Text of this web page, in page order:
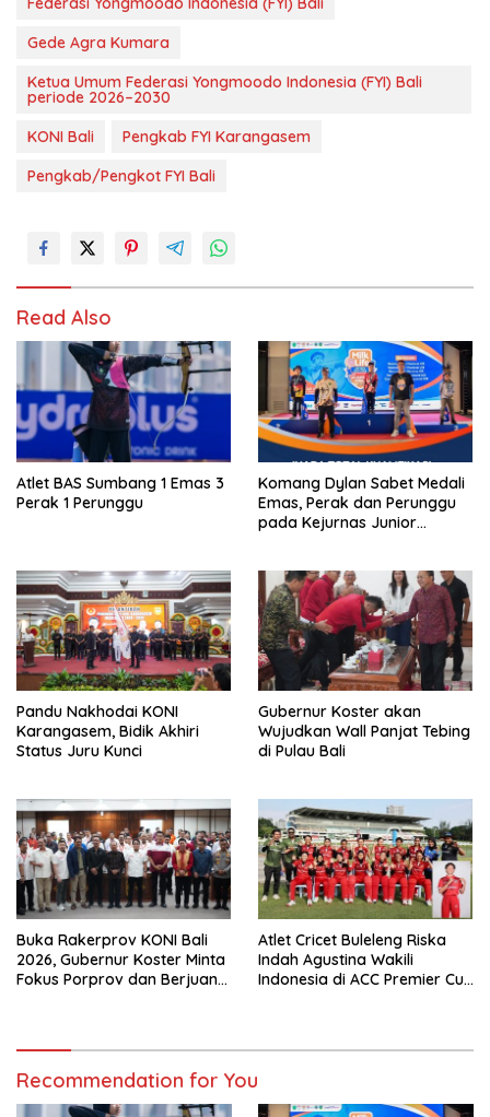
Gede Agra Kumara
Ketua Umum Federasi Yongmoodo Indonesia (FYI) Bali
periode 2026–2030
KONI Bali
Pengkab FYI Karangasem
Pengkab/Pengkot FYI Bali
Read Also
Atlet BAS Sumbang 1 Emas 3
Perak 1 Perunggu
Komang Dylan Sabet Medali
Emas, Perak dan Perunggu
pada Kejurnas Junior
Pandu Nakhodai KONI
Karangasem, Bidik Akhiri
Status Juru Kunci
Gubernur Koster akan
Wujudkan Wall Panjat Tebing
di Pulau Bali
Buka Rakerprov KONI Bali
2026, Gubernur Koster Minta
Fokus Porprov dan Berjuang
Atlet Cricet Buleleng Riska
Indah Agustina Wakili
Indonesia di ACC Premier Cup
Recommendation for You